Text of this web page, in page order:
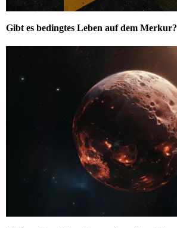
Gibt es bedingtes Leben auf dem Merkur?